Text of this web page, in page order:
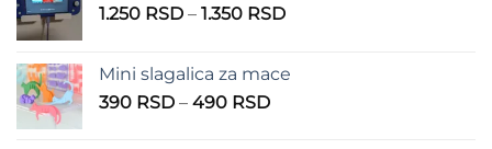
1.250 RSD – 1.350 RSDRaspon
1.250 RSD
Mini slagalica za mace
390 RSD – 490 RSDRaspon